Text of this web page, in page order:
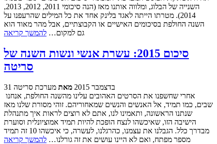
השנייה של הבלוג, ומלווה אותנו מאז (הנה סיכומי 2011, 2012, 2013,
2014). מטרתו הייתה לאגד בלינק אחד את כל המילים שהרעפנו על
השנה החולפת בסיכומים האישיים או הקבוצתיים, אבל מהר מאוד הוא
גם למקום… להמשך קריאה
סיכום 2015: עשרת אנשי ונשות השנה של
סריטה
31 בדצמבר 2015 מאת מערכת סריטה
שבים, כמו תמיד, אל האנשים והנשים שמאחוריהם. זוהי מסורת שלנו מאז
שנתנו הראשונה, ותאמינו לנו, אתם לא רוצים לראות איך מתנהלת
הישיבה הזו, שאיכשהו לנצח הופכת להיות תמיד אמוציונלית וסוערת
מבדרך כלל. הגבלנו את עצמנו, כהרגלנו, לעשרה, כי איכשהו 10 זה תמיד
מספר מפתח, ואם לא היינו עושים את זה גורלנו… להמשך קריאה